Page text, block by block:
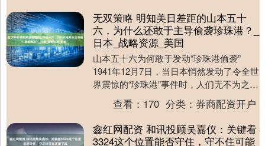
无双策略 明知美日差距的山本五十
六，为什么还敢于主导偷袭珍珠港？_
日本_战略资源_美国
山本五十六为何敢于发动“珍珠港偷袭”
1941年12月7日，当日本悄然发动了令全世
界震惊的“珍珠港”事件时，人们无不为之感
到震撼。普遍认为，这一激烈的军事行动
查看： 170 分类： 券商配资开户
鑫红网配资 和讯投顾吴嘉仪：关键看
3324这个位置能否守住，守不住可能